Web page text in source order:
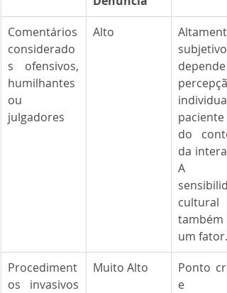
Comentários
considerado
s ofensivos,
humilhantes
ou
julgadores
Alto
Altamente
subjetivo;
percepção
do
da
A
cultural
um fator.
Procediment
os invasivos
Muito Alto
Ponto
e